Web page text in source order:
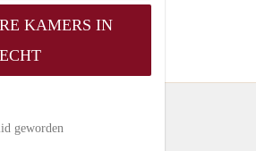
KAMERS IN
geworden